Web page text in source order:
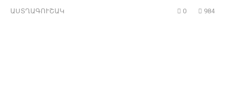
ԱՍՏՂԱԳՈՒՇԱԿ 0 984